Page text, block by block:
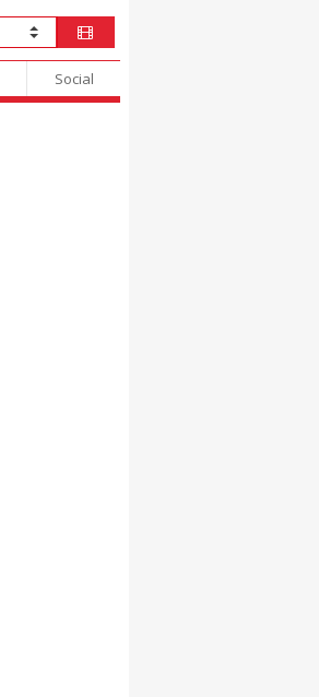
Social